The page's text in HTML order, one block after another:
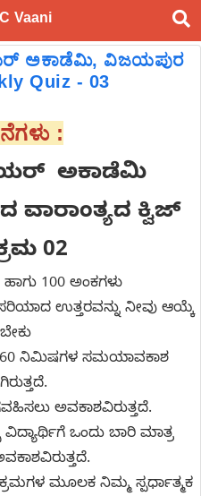
Vaani
ಅಕಾಡೆಮಿ, ವಿಜಯಪುರ
Quiz - 03
:
ಅಕಾಡೆಮಿ
ಕ್ವಿಜ್
02
ಹಾಗು 100 ಅಂಕಗಳು
ಸರಿಯಾದ ಉತ್ತರವನ್ನು ನೀವು ಆಯ್ಕೆ
60 ನಿಮಿಷಗಳ ಸಮಯಾವಕಾಶ
ಅವಕಾಶವಿರುತ್ತದೆ.
ವಿದ್ಯಾರ್ಥಿಗೆ ಒಂದು ಬಾರಿ ಮಾತ್ರ
ಮೂಲಕ ನಿಮ್ಮ ಸ್ಪರ್ಧಾತ್ಮಕ